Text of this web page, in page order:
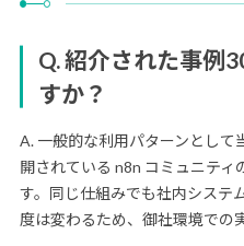
Q. 紹介された事例
すか？
A. 一般的な利用パターンとし
開されている n8n コミュニテ
す。同じ仕組みでも社内システ
度は変わるため、御社環境での